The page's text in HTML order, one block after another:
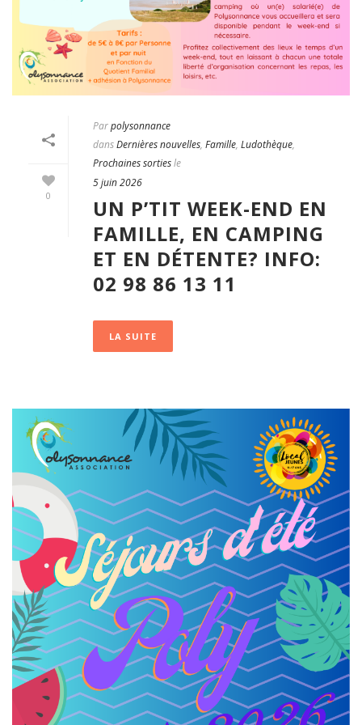
0
Parpolysonnance
dansDernières nouvelles, Famille, Ludothèque,
Prochaines sortiesle
5 juin 2026
UN P’TIT WEEK-END EN
FAMILLE, EN CAMPING
ET EN DÉTENTE? INFO:
02 98 86 13 11
LA SUITE